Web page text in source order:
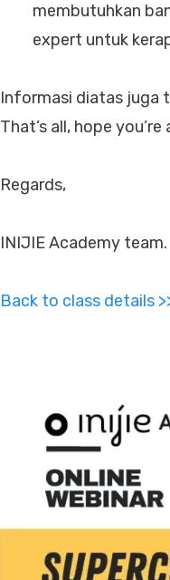
membutuhkan
expert untuk
Informasi diatas juga
That’s all, hope
Regards,
INIJIE Academy team.
Back to class details